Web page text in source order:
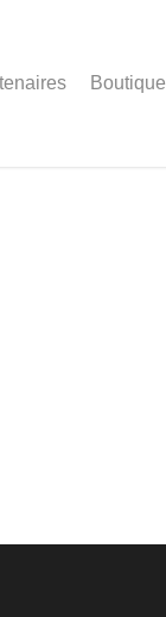
Boutique